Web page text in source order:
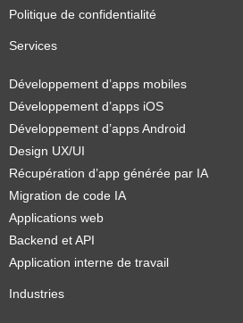
Politique de confidentialité
Services
Développement d’apps mobiles
Développement d’apps iOS
Développement d’apps Android
Design UX/UI
Récupération d’app générée par IA
Migration de code IA
Applications web
Backend et API
Application interne de travail
Industries